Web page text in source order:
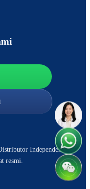
Independen
resmi.